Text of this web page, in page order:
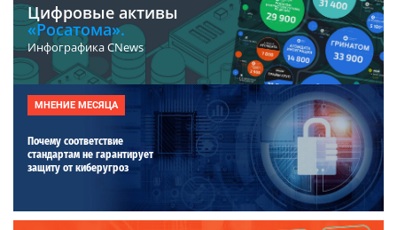
Цифровые активы
«Росатома».
Инфографика CNews
МНЕНИЕ МЕСЯЦА
Почему соответствие
стандартам не гарантирует
защиту от киберугроз